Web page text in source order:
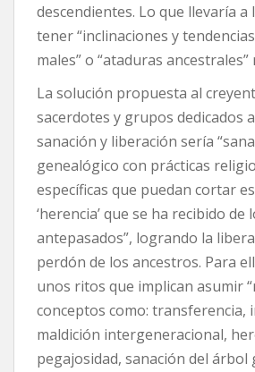
descendientes. Lo que llevaría a
tener “inclinaciones y
males” o “ataduras
La solución propuesta al
sacerdotes y grupos dedicados
sanación y liberación sería
genealógico con prácticas
específicas que puedan cortar
‘herencia’ que se ha recibido de
antepasados”, logrando la
perdón de los ancestros. Para
unos ritos que implican asumir
conceptos como: transferencia,
maldición intergeneracional,
pegajosidad, sanación del árbol